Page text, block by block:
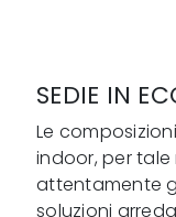
SEDIE IN
Le
indoor, per
attentamente
soluzioni